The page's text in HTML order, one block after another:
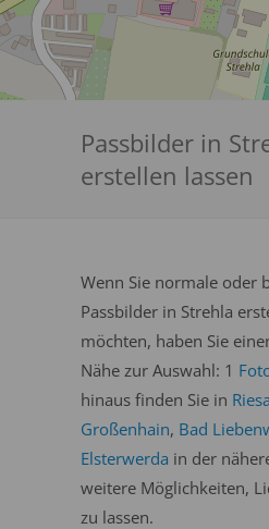
Passbilder in
erstellen lassen
Wenn Sie normale oder
Passbilder in Strehla
möchten, haben Sie
Nähe zur Auswahl: 1
hinaus finden Sie in Riesa
Großenhain, Bad
Elsterwerda in der
weitere Möglichkeiten,
zu lassen.